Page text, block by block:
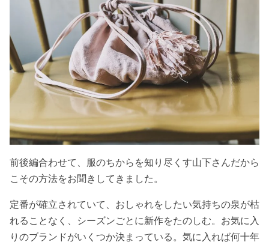
前後編合わせて、服のちからを知り尽くす山下さんだから
こその方法をお聞きしてきました。
定番が確立されていて、おしゃれをしたい気持ちの泉が枯
れることなく、シーズンごとに新作をたのしむ。お気に入
りのブランドがいくつか決まっている。 気に入れば何十年